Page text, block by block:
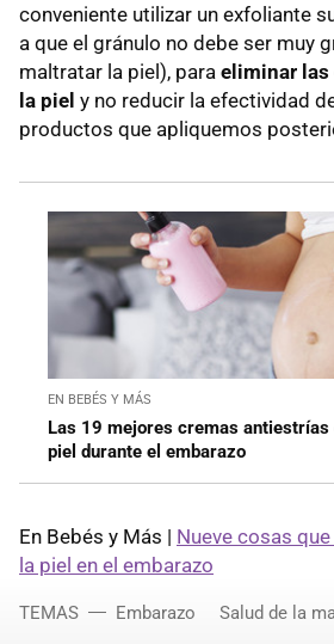
conveniente utilizar un exfoliante
a que el gránulo no debe ser muy
maltratar la piel), para eliminar las
la piel y no reducir la efectividad
productos que apliquemos
EN BEBÉS Y MÁS
Las 19 mejores cremas antiestrías
piel durante el embarazo
En Bebés y Más | Nueve cosas
la piel en el embarazo
TEMAS Embarazo Salud de la